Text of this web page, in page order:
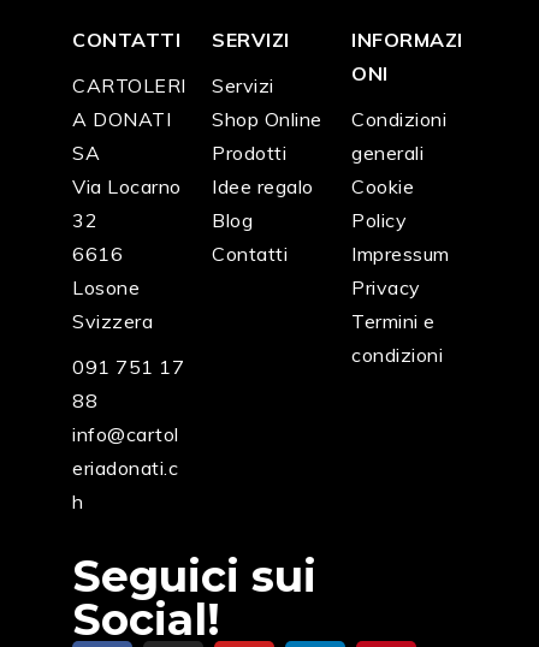
CONTATTI
CARTOLERI
A DONATI
SA
Via Locarno
32
6616
Losone
Svizzera
091 751 17
88
info@cartol
eriadonati.c
h
SERVIZI
Servizi
Shop Online
Prodotti
Idee regalo
Blog
Contatti
INFORMAZI
ONI
Condizioni
generali
Cookie
Policy
Impressum
Privacy
Termini e
condizioni
Seguici sui
Social!